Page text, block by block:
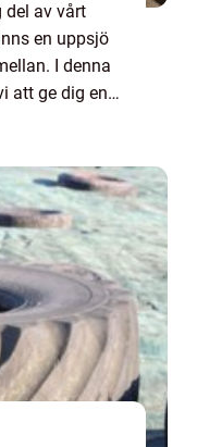
del av vårt
en uppsjö
I denna
att ge dig en